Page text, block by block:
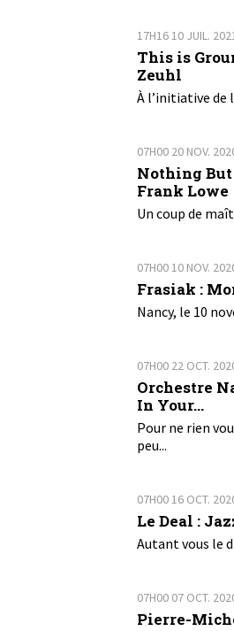
17H16 10 JUIL.
This is
Zeuhl
À l’initiative de
07H00 20 NOV.
Nothing
Frank Lowe
Un coup de
07H00 10 NOV.
Frasiak :
Nancy, le 10
07H00 22 OCT.
Orchestre
In Your...
Pour ne rien
peu...
07H00 16 OCT.
Le Deal :
Autant vous le
07H00 07 OCT.
Pierre-